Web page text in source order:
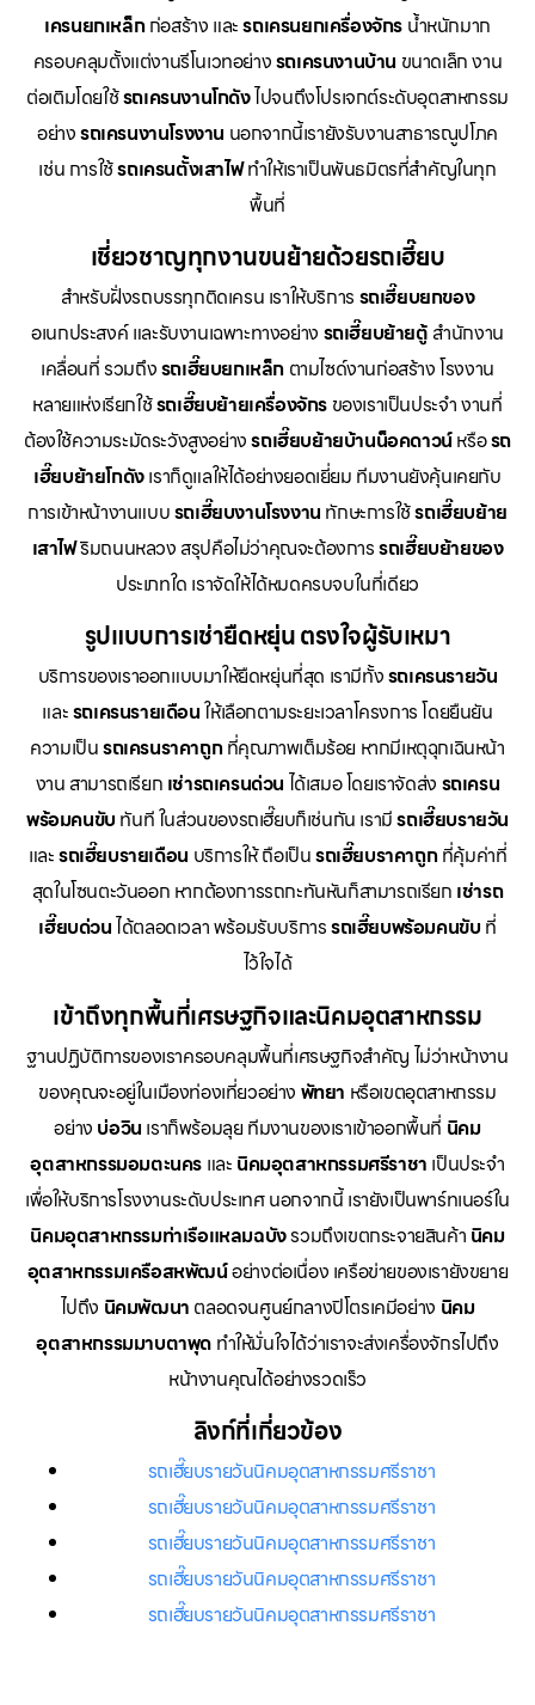
เครนยกเหล็กก่อสร้าง และรถเครนยกเครื่องจักร น้ำหนักมาก
ครอบคลุมตั้งแต่งานรีโนเวทอย่างรถเครนงานบ้าน ขนาดเล็ก งาน
ต่อเติมโดยใช้รถเครนงานโกดังไปจนถึงโปรเจกต์ระดับอุตสาหกรรม
อย่างรถเครนงานโรงงาน นอกจากนี้เรายังรับงานสาธารณูปโภค
เช่น การใช้รถเครนตั้งเสาไฟทำให้เราเป็นพันธมิตรที่สำคัญในทุก
พื้นที่
เชี่ยวชาญทุกงานขนย้ายด้วยรถเฮี๊ยบ
สำหรับฝั่งรถบรรทุกติดเครน เราให้บริการ รถเฮี๊ยบยกของ
อเนกประสงค์ และรับงานเฉพาะทางอย่าง รถเฮี๊ยบย้ายตู้ สำนักงาน
เคลื่อนที่ รวมถึงรถเฮี๊ยบยกเหล็ก ตามไซด์งานก่อสร้าง โรงงาน
หลายแห่งเรียกใช้รถเฮี๊ยบย้ายเครื่องจักร ของเราเป็นประจำ งานที่
ต้องใช้ความระมัดระวังสูงอย่างรถเฮี๊ยบย้ายบ้านน็อคดาวน์หรือรถ
เฮี๊ยบย้ายโกดังเราก็ดูแลให้ได้อย่างยอดเยี่ยม ทีมงานยังคุ้นเคยกับ
การเข้าหน้างานแบบรถเฮี๊ยบงานโรงงาน ทักษะการใช้รถเฮี๊ยบย้าย
เสาไฟริมถนนหลวง สรุปคือไม่ว่าคุณจะต้องการรถเฮี๊ยบย้ายของ
ประเภทใด เราจัดให้ได้หมดครบจบในที่เดียว
รูปแบบการเช่ายืดหยุ่น ตรงใจผู้รับเหมา
บริการของเราออกแบบมาให้ยืดหยุ่นที่สุด เรามีทั้งรถเครนรายวัน
และรถเครนรายเดือนให้เลือกตามระยะเวลาโครงการ โดยยืนยัน
ความเป็นรถเครนราคาถูกที่คุณภาพเต็มร้อย หากมีเหตุฉุกเฉินหน้า
งาน สามารถเรียก เช่ารถเครนด่วน ได้เสมอ โดยเราจัดส่ง รถเครน
พร้อมคนขับ ทันที ในส่วนของรถเฮี๊ยบก็เช่นกัน เรามีรถเฮี๊ยบรายวัน
และรถเฮี๊ยบรายเดือน บริการให้ ถือเป็นรถเฮี๊ยบราคาถูกที่คุ้มค่าที่
สุดในโซนตะวันออก หากต้องการรถกะทันหันก็สามารถเรียก เช่ารถ
เฮี๊ยบด่วนได้ตลอดเวลา พร้อมรับบริการรถเฮี๊ยบพร้อมคนขับ ที่
ไว้ใจได้
เข้าถึงทุกพื้นที่เศรษฐกิจและนิคมอุตสาหกรรม
ฐานปฏิบัติการของเราครอบคลุมพื้นที่เศรษฐกิจสำคัญ ไม่ว่าหน้างาน
ของคุณจะอยู่ในเมืองท่องเที่ยวอย่าง พัทยา หรือเขตอุตสาหกรรม
อย่าง บ่อวิน เราก็พร้อมลุย ทีมงานของเราเข้าออกพื้นที่ นิคม
อุตสาหกรรมอมตะนครและ นิคมอุตสาหกรรมศรีราชา เป็นประจำ
เพื่อให้บริการโรงงานระดับประเทศ นอกจากนี้ เรายังเป็นพาร์ทเนอร์ใน
นิคมอุตสาหกรรมท่าเรือแหลมฉบังรวมถึงเขตกระจายสินค้า นิคม
อุตสาหกรรมเครือสหพัฒน์อย่างต่อเนื่อง เครือข่ายของเรายังขยาย
ไปถึง นิคมพัฒนา ตลอดจนศูนย์กลางปิโตรเคมีอย่าง นิคม
อุตสาหกรรมมาบตาพุด ทำให้มั่นใจได้ว่าเราจะส่งเครื่องจักรไปถึง
หน้างานคุณได้อย่างรวดเร็ว
ลิงก์ที่เกี่ยวข้อง
รถเฮี๊ยบรายวันนิคมอุตสาหกรรมศรีราชา
รถเฮี๊ยบรายวันนิคมอุตสาหกรรมศรีราชา
รถเฮี๊ยบรายวันนิคมอุตสาหกรรมศรีราชา
รถเฮี๊ยบรายวันนิคมอุตสาหกรรมศรีราชา
รถเฮี๊ยบรายวันนิคมอุตสาหกรรมศรีราชา